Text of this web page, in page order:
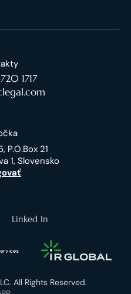
1717
P.O.Box 21
1, Slovensko
Linked In
All Rights Reserved.